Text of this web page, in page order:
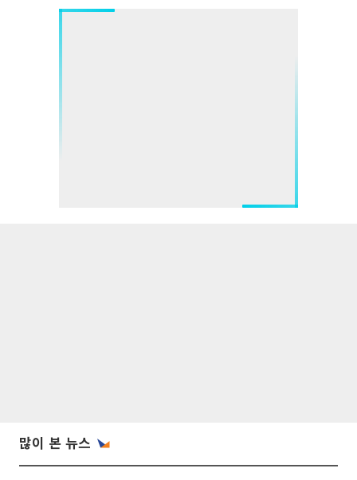
많이 본 뉴스